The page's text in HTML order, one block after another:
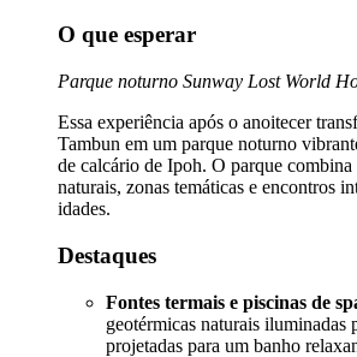
O que esperar
Parque noturno Sunway Lost World
Essa experiência após o anoitecer
Tambun em um parque noturno
de calcário de Ipoh. O parque combina
naturais, zonas temáticas e encontros
idades.
Destaques
Fontes termais e piscinas de
geotérmicas naturais iluminadas
projetadas para um banho